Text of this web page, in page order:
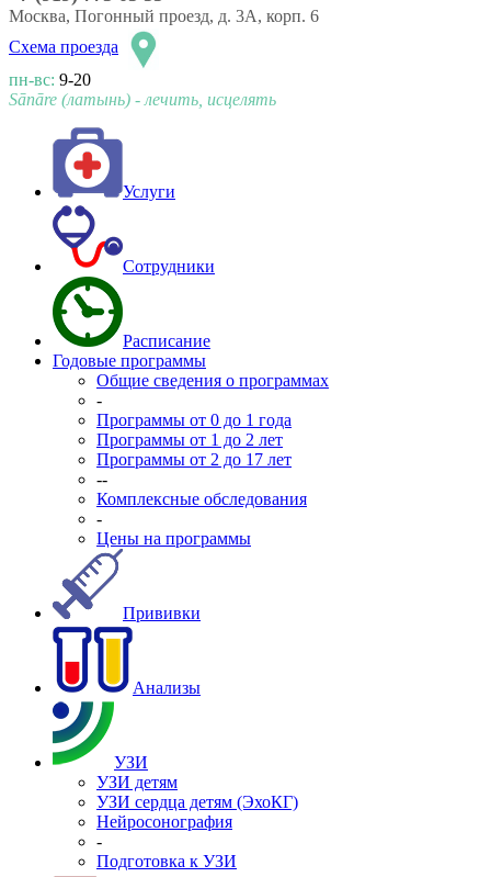
Москва, Погонный проезд, д. 3А, корп. 6
Схема проезда
пн-вс: 9-20
Sānāre (латынь) - лечить, исцелять
Услуги
Сотрудники
Расписание
Годовые программы
Общие сведения о программах
-
Программы от 0 до 1 года
Программы от 1 до 2 лет
Программы от 2 до 17 лет
--
Комплексные обследования
-
Цены на программы
Прививки
Анализы
УЗИ
УЗИ детям
УЗИ сердца детям (ЭхоКГ)
Нейросонография
-
Подготовка к УЗИ